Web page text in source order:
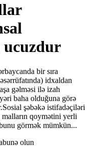
ucuzdur
bir sıra
idxaldan
gəlməsi ilə izah
baha olduğuna görə
şəbəkə istifadəçiləri
qoymətini yerli
görmək mümkün...
olun